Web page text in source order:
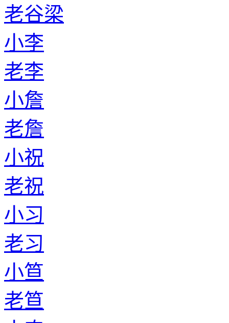
老谷梁
小李
老李
小詹
老詹
小祝
老祝
小习
老习
小笪
老笪